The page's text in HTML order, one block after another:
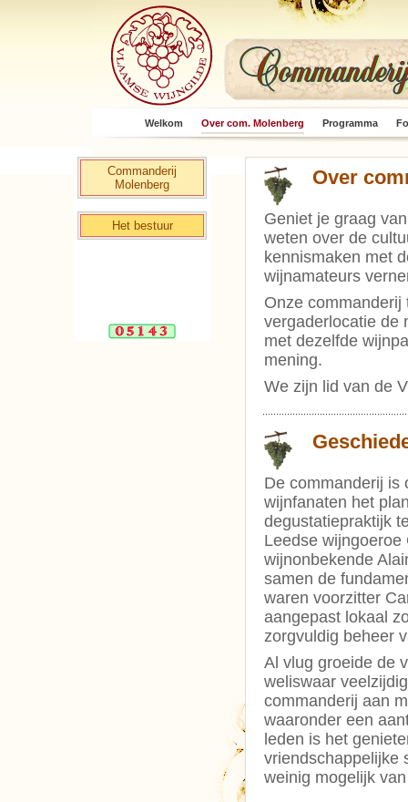
Welkom Over com. Molenberg Programma
Commanderij
Molenberg
Het bestuur
Over
Geniet je graag
weten over de
kennismaken met
wijnamateurs
Onze
vergaderlocatie de
met dezelfde
mening.
We zijn lid van de
De commanderij is
wijnfanaten het
degustatiepraktijk
Leedse
wijnonbekende
samen de
waren voorzitter
aangepast lokaal
zorgvuldig beheer
Al vlug groeide de
weliswaar
commanderij aan
waaronder een
leden is het
vriendschappelijke
weinig mogelijk